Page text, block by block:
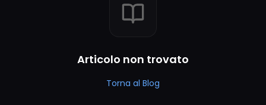
Articolo non trovato
Torna al Blog